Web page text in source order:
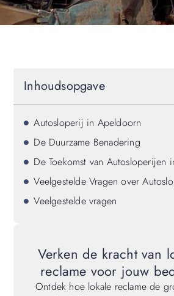
Inhoudsopgave
Autosloperij in Apeldoorn
De Duurzame Benadering
Veelgestelde vragen
Verken de kracht van
reclame voor jouw
Ontdek hoe lokale reclame de